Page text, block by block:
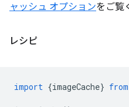
ャッシュ オプションをご覧
レシピ
import {imageCache} from